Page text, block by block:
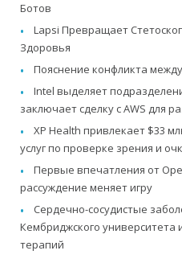
Ботов
Lapsi Превращает
Здоровья
Пояснение конфликта
Intel выделяет
заключает сделку с AWS для
XP Health привлекает $33
услуг по проверке зрения и
Первые впечатления от
рассуждение меняет игру
Сердечно-сосудистые
Кембриджского университета
терапий